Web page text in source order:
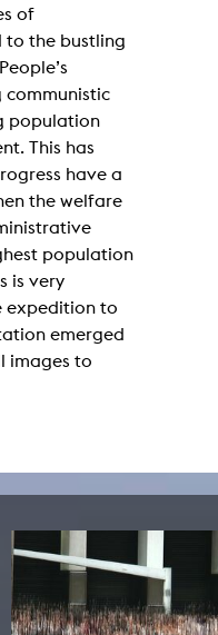
of
to the bustling
communistic
population
This has
have a
the welfare
population
is very
expedition to
emerged
images to
Antidiskriminierung
Ombudsstellen
AStA und StuPa
Partner
In Erinnerung
AGG-Beschwerdestelle